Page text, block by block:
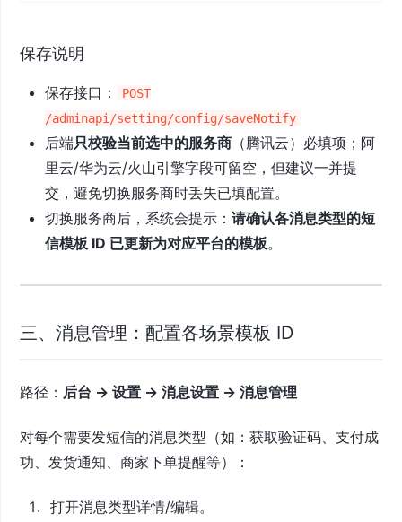
保存说明
保存接口：
POST
/adminapi/setting/config/saveNotify
后端只校验当前选中的服务商 （腾讯云）必填项；阿
里云/华为云/火山引擎字段可留空，但建议一并提
交，避免切换服务商时丢失已填配置。
切换服务商后，系统会提示： 请确认各消息类型的短
信模板 ID 已更新为对应平台的模板。
三、消息管理：配置各场景模板 ID
路径： 后台 → 设置 → 消息设置 → 消息管理
对每个需要发短信的消息类型（如：获取验证码、支付成
功、发货通知、商家下单提醒等）：
打开消息类型详情/编辑。